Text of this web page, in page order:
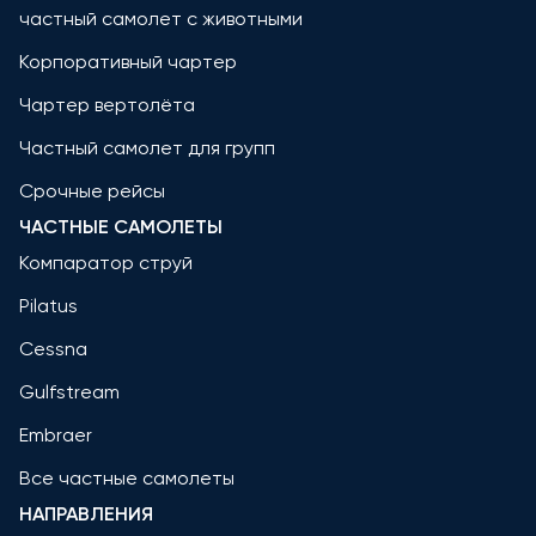
частный самолет с животными
Корпоративный чартер
Чартер вертолёта
Частный самолет для групп
Срочные рейсы
ЧАСТНЫЕ САМОЛЕТЫ
Компаратор струй
Pilatus
Cessna
Gulfstream
Embraer
Все частные самолеты
НАПРАВЛЕНИЯ